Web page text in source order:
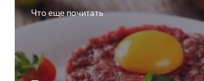
Что еще почитать